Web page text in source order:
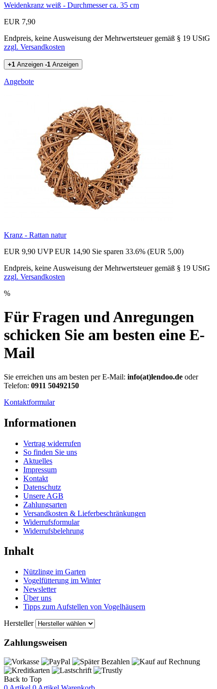
Weidenkranz weiß - Durchmesser ca. 35 cm
EUR 7,90
Endpreis, keine Ausweisung der Mehrwertsteuer gemäß § 19 UStG
zzgl. Versandkosten
+1 Anzeigen -1 Anzeigen
Angebote
Kranz - Rattan natur
EUR 9,90 UVP EUR 14,90 Sie sparen 33.6% (EUR 5,00)
Endpreis, keine Ausweisung der Mehrwertsteuer gemäß § 19 UStG
zzgl. Versandkosten
%
Für Fragen und Anregungen
schicken Sie am besten eine E-
Mail
Sie erreichen uns am besten per E-Mail: info(at)lendoo.de oder
Telefon: 0911 50492150
Kontaktformular
Informationen
Vertrag widerrufen
So finden Sie uns
Aktuelles
Impressum
Kontakt
Datenschutz
Unsere AGB
Zahlungsarten
Versandkosten & Lieferbeschränkungen
Widerrufsformular
Widerrufsbelehrung
Inhalt
Nützlinge im Garten
Vogelfütterung im Winter
Newsletter
Über uns
Tipps zum Aufstellen von Vogelhäusern
Hersteller
Zahlungsweisen
Back to Top